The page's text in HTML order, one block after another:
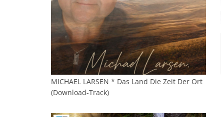
MICHAEL LARSEN * Das Land Die Zeit Der Ort
(Download-Track)